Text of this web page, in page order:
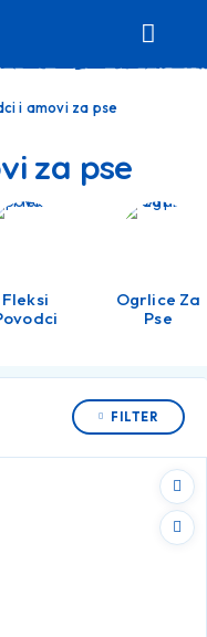
i amovi za pse
za pse
Fleksi
Ogrlice Za
Pse
FILTER